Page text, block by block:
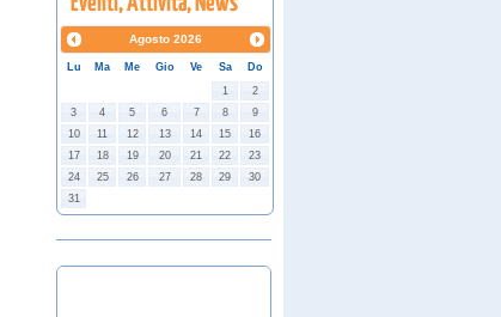
Agosto 2026
Lu Ma Me Gio Ve Sa
Do
1
2
3
4 5 6 7 8
9
10
11 12 13 14 15
16
17
18 19 20 21 22
23
24
25 26 27 28 29
30
31